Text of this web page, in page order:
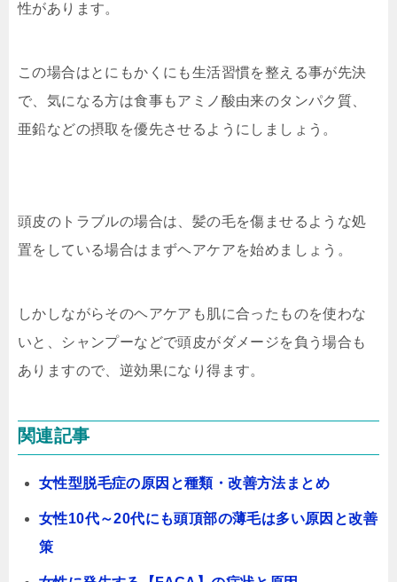
性があります。
この場合はとにもかくにも生活習慣を整える事が先決
で、気になる方は食事もアミノ酸由来のタンパク質、
亜鉛などの摂取を優先させるようにしましょう。
頭皮のトラブルの場合は、髪の毛を傷ませるような処
置をしている場合はまずヘアケアを始めましょう。
しかしながらそのヘアケアも肌に合ったものを使わな
いと、シャンプーなどで頭皮がダメージを負う場合も
ありますので、逆効果になり得ます。
関連記事
女性型脱毛症の原因と種類・改善方法まとめ
女性10代～20代にも頭頂部の薄毛は多い原因と改善
策